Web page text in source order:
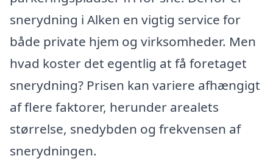
snerydning i Alken en vigtig service for
både private hjem og virksomheder. Men
hvad koster det egentlig at få foretaget
snerydning? Prisen kan variere afhængigt
af flere faktorer, herunder arealets
størrelse, snedybden og frekvensen af
snerydningen.